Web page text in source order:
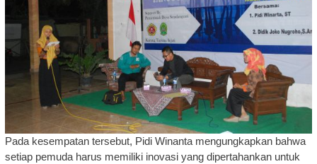
Pada kesempatan tersebut, Pidi Winanta mengungkapkan bahwa
setiap pemuda harus memiliki inovasi yang dipertahankan untuk